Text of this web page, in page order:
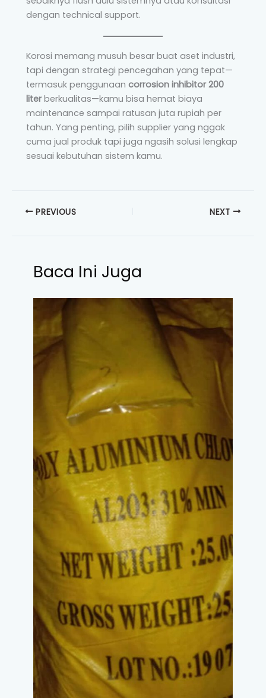
dengan technical support.
Korosi memang musuh besar buat aset industri,
tapi dengan strategi pencegahan yang tepat—
termasuk penggunaan corrosion inhibitor 200
literberkualitas—kamu bisa hemat biaya
maintenance sampai ratusan juta rupiah per
tahun. Yang penting, pilih supplier yang nggak
cuma jual produk tapi juga ngasih solusi lengkap
sesuai kebutuhan sistem kamu.
PREVIOUS NEXT
Baca Ini Juga